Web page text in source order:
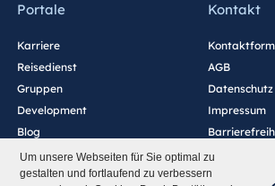
Um unsere Webseiten für Sie optimal zu
gestalten und fortlaufend zu verbessern
Portale
Karriere
Reisedienst
Gruppen
Development
Blog
Kontakt
AGB
Datenschutz
Impressum
Cookie-